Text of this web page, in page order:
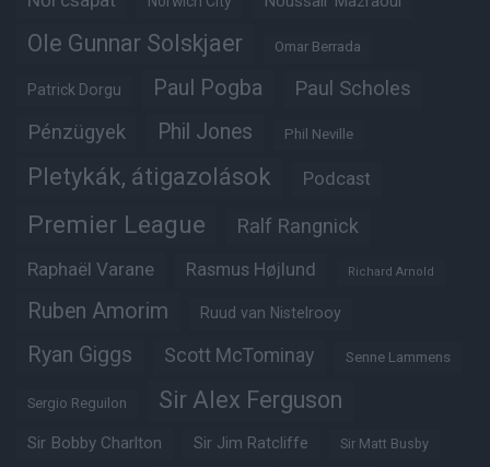
Ole Gunnar Solskjaer Omar Berrada
Patrick Dorgu Paul Pogba Paul Scholes
Pénzügyek Phil Jones Phil Neville
Pletykák, átigazolások Podcast
Premier League Ralf Rangnick
Raphaël Varane Rasmus Højlund Richard Arnold
Ruben Amorim Ruud van Nistelrooy
Ryan Giggs Scott McTominay Senne Lammens
Sergio Reguilon Sir Alex Ferguson
Sir Bobby Charlton Sir Jim Ratcliffe Sir Matt Busby